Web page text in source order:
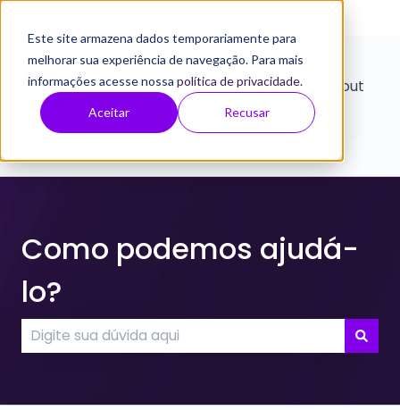
Este site armazena dados temporariamente para
melhorar sua experiência de navegação. Para mais
informações acesse nossa política de privacidade.
Aceitar Recusar
Home About
Como podemos ajudá-
lo?